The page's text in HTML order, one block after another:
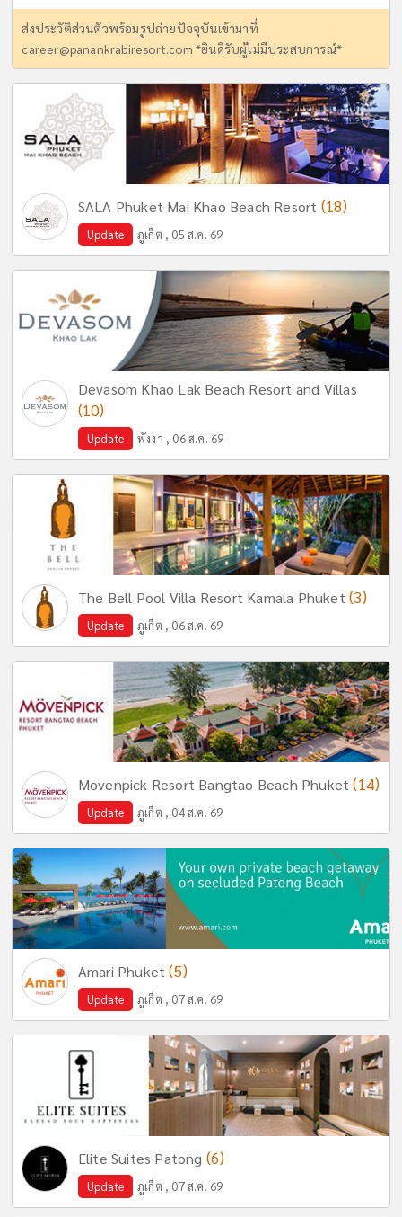
ส่งประวัติส่วนตัวพร้อมรูปถ่ายปัจจุบันเข้ามาที่
career@panankrabiresort.com *ยินดีรับผู้ไม่มีประสบการณ์*
SALA Phuket Mai Khao Beach Resort (18)
Update ภูเก็ต , 05 ส.ค. 69
Devasom Khao Lak Beach Resort and Villas
(10)
Update พังงา , 06 ส.ค. 69
The Bell Pool Villa Resort Kamala Phuket (3)
Update ภูเก็ต , 06 ส.ค. 69
Movenpick Resort Bangtao Beach Phuket(14)
Update ภูเก็ต , 04 ส.ค. 69
Amari Phuket(5)
Update ภูเก็ต , 07 ส.ค. 69
Elite Suites Patong (6)
Update ภูเก็ต , 07 ส.ค. 69